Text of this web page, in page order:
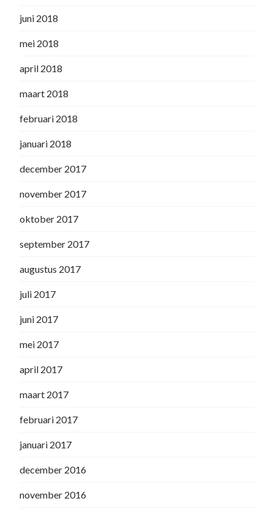
juni 2018
mei 2018
april 2018
maart 2018
februari 2018
januari 2018
december 2017
november 2017
oktober 2017
september 2017
augustus 2017
juli 2017
juni 2017
mei 2017
april 2017
maart 2017
februari 2017
januari 2017
december 2016
november 2016